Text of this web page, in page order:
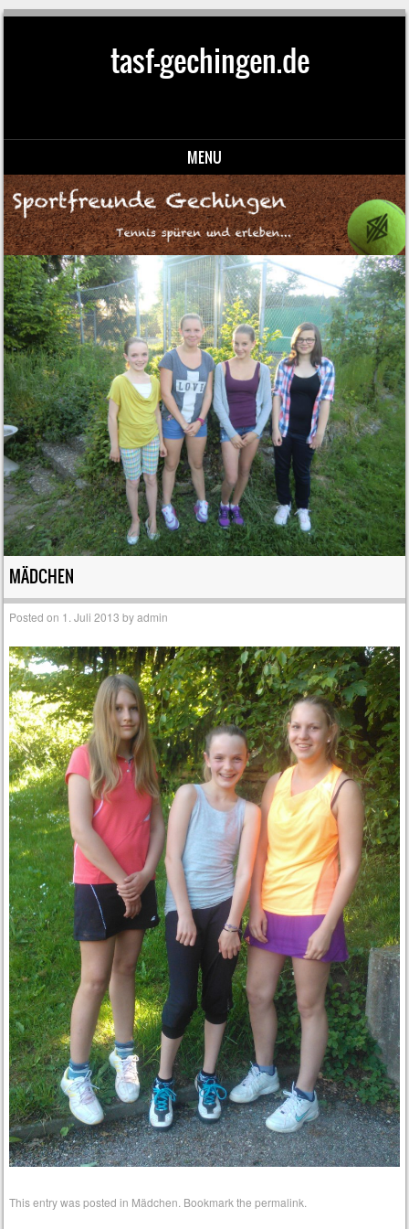
tasf-gechingen.de
MENU
Skip to content
MÄDCHEN
Posted on 1. Juli 2013 byadmin
This entry was posted in Mädchen . Bookmark thepermalink